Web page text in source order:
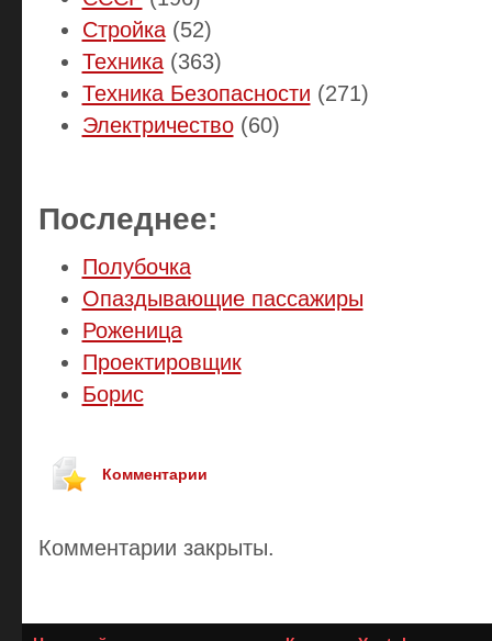
Стройка(52)
Техника(363)
Техника Безопасности (271)
Электричество(60)
Последнее:
Полубочка
Опаздывающие пассажиры
Роженица
Проектировщик
Борис
Комментарии
Комментарии закрыты.